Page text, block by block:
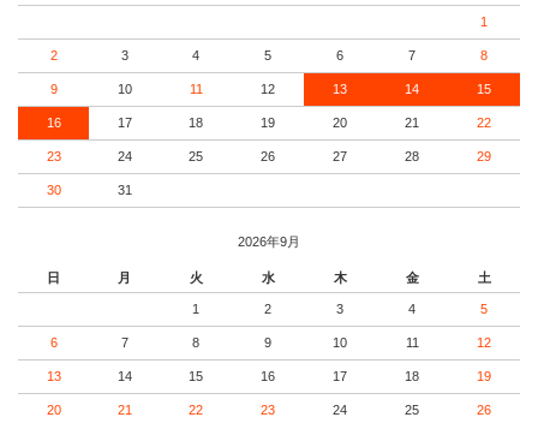
1
2 3 4 5 6 7 8
9 10 11 12 13 14 15
16 17 18 19 20 21 22
23 24 25 26 27 28 29
30 31
2026年9月
日 月 火 水 木 金 土
1 2 3 4 5
6 7 8 9 10 11 12
13 14 15 16 17 18 19
20 21 22 23 24 25 26